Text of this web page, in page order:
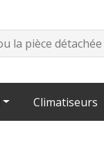
Climatiseurs